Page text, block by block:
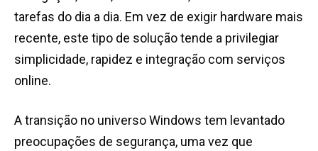
tarefas do dia a dia. Em vez de exigir hardware mais
recente, este tipo de solução tende a privilegiar
simplicidade, rapidez e integração com serviços
online.
A transição no universo Windows tem levantado
preocupações de segurança, uma vez que